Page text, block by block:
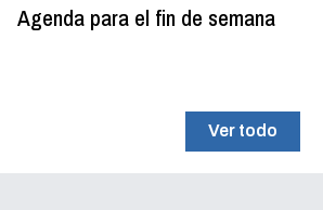
Agenda para el fin de semana
Ver todo